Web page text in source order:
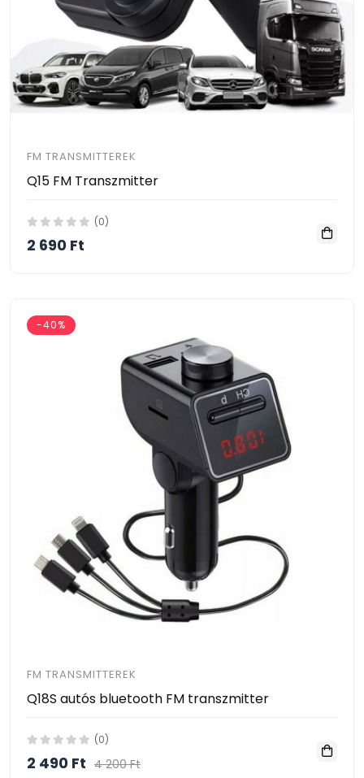
FM TRANSMITTEREK
Q15 FM Transzmitter
(0)
2 690 Ft
-40%
FM TRANSMITTEREK
Q18S autós bluetooth FM transzmitter
(0)
2 490 Ft 4 200 Ft